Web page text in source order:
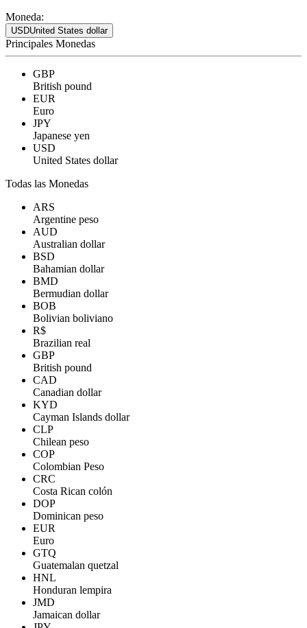
Moneda:
USDUnited States dollar
Principales Monedas
GBP
British pound
EUR
Euro
JPY
Japanese yen
USD
United States dollar
Todas las Monedas
ARS
Argentine peso
AUD
Australian dollar
BSD
Bahamian dollar
BMD
Bermudian dollar
BOB
Bolivian boliviano
R$
Brazilian real
GBP
British pound
CAD
Canadian dollar
KYD
Cayman Islands dollar
CLP
Chilean peso
COP
Colombian Peso
CRC
Costa Rican colón
DOP
Dominican peso
EUR
Euro
GTQ
Guatemalan quetzal
HNL
Honduran lempira
JMD
Jamaican dollar